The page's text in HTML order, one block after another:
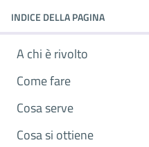
INDICE DELLA PAGINA
A chi è rivolto
Come fare
Cosa serve
Cosa si ottiene